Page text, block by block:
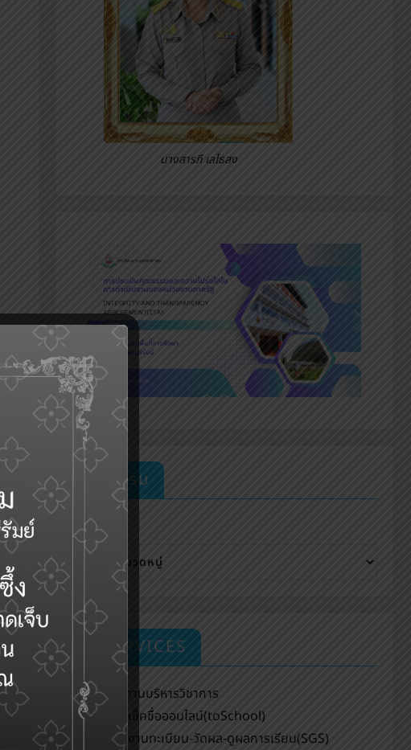
นางสารภี เลไธสง
กิจกรรม
หมวดหมู่
E-SERVICES
กลุ่มงานบริหารวิชาการ
ระบบเช็คชื่อออนไลน์(toSchool)
ระบบงานทะเบียน-วัดผล-ดูผลการเรียน(SGS)